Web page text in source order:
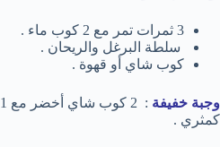
3 ثمرات تمر مع 2 كوب ماء .
سلطة البرغل والريحان .
كوب شاي أو قهوة .
وجبة خفيفة
كمثري .